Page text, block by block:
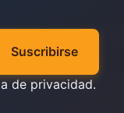
Suscribirse
de privacidad.